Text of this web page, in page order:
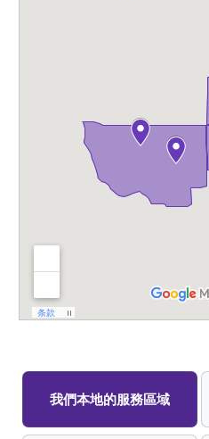
我們本地的服務區域